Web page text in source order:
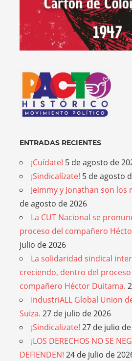
ENTRADAS RECIENTES
¡Cuídate! 5 de agosto de
¡Sindicalízate! 5 de agosto
Jeimmy y Jonathan son los
de agosto de 2026
La CUT Nacional se
proceso del compañero
julio de 2026
La solidaridad sindical
creciendo, dentro del
compañero Héctor Duitama.
IndustriALL Global Union
Suiza. 27 de julio de 2026
¡Sindicalizate! 27 de julio
¡LOS DERECHOS NO SE
DEFIENDEN! 24 de julio de